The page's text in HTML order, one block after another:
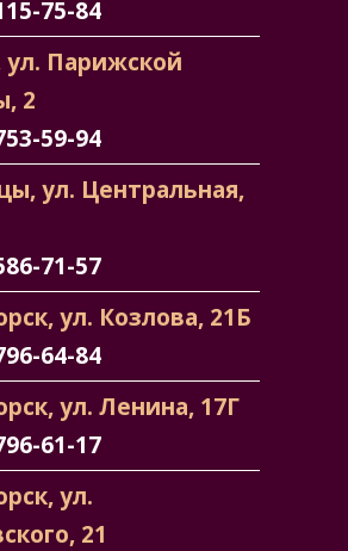
75-84
ул. Парижской
2
59-94
ул. Центральная,
71-57
ул. Козлова, 21Б
64-84
ул. Ленина, 17Г
61-17
ул.
21